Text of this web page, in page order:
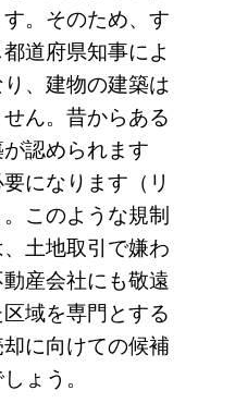
。そのため、す
道府県知事によ
、建物の建築は
ん。昔からある
認められます
になります（リ
このような規制
土地取引で嫌わ
産会社にも敬遠
域を専門とする
に向けての候補
ょう。